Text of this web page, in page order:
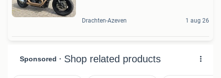
Drachten-Azeven 1 aug 26